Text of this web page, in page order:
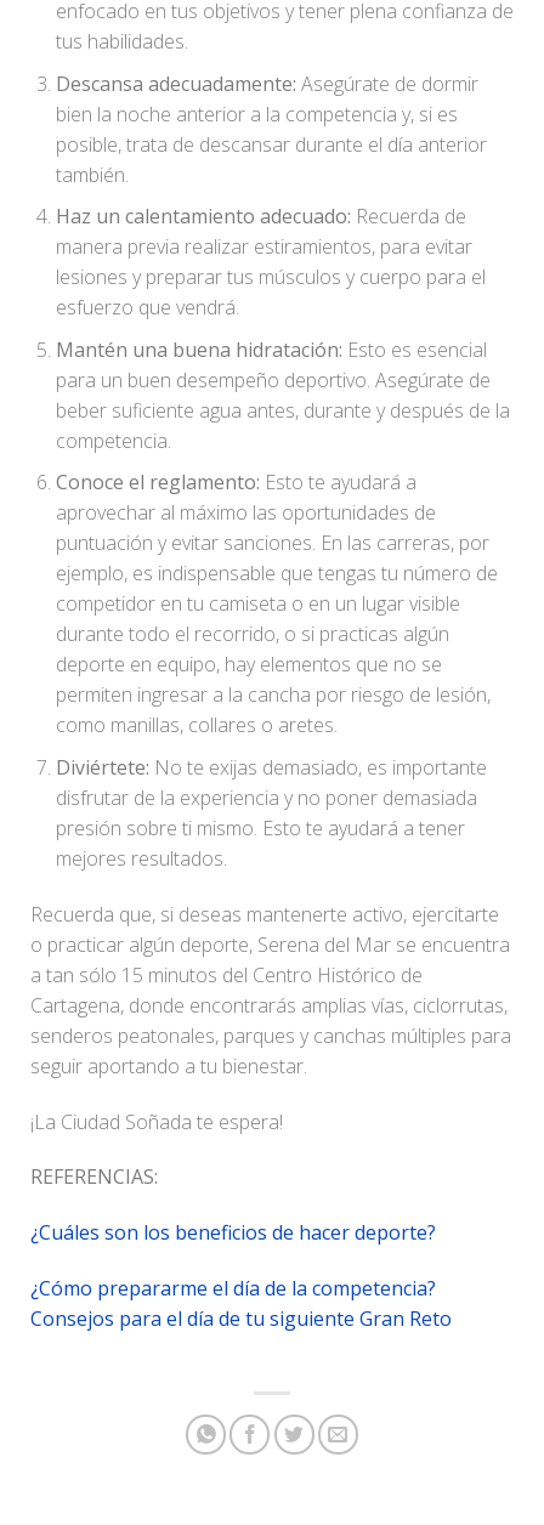
enfocado en tus objetivos y tener plena confianza de
tus habilidades.
Descansa adecuadamente: Asegúrate de dormir
bien la noche anterior a la competencia y, si es
posible, trata de descansar durante el día anterior
también.
Haz un calentamiento adecuado: Recuerda de
manera previa realizar estiramientos, para evitar
lesiones y preparar tus músculos y cuerpo para el
esfuerzo que vendrá.
Mantén una buena hidratación: Esto es esencial
para un buen desempeño deportivo. Asegúrate de
beber suficiente agua antes, durante y después de la
competencia.
Conoce el reglamento: Esto te ayudará a
aprovechar al máximo las oportunidades de
puntuación y evitar sanciones. En las carreras, por
ejemplo, es indispensable que tengas tu número de
competidor en tu camiseta o en un lugar visible
durante todo el recorrido, o si practicas algún
deporte en equipo, hay elementos que no se
permiten ingresar a la cancha por riesgo de lesión,
como manillas, collares o aretes.
Diviértete: No te exijas demasiado, es importante
disfrutar de la experiencia y no poner demasiada
presión sobre ti mismo. Esto te ayudará a tener
mejores resultados.
Recuerda que, si deseas mantenerte activo, ejercitarte
o practicar algún deporte, Serena del Mar se encuentra
a tan sólo 15 minutos del Centro Histórico de
Cartagena, donde encontrarás amplias vías, ciclorrutas,
senderos peatonales, parques y canchas múltiples para
seguir aportando a tu bienestar.
¡La Ciudad Soñada te espera!
REFERENCIAS:
¿Cuáles son los beneficios de hacer deporte?
¿Cómo prepararme el día de la competencia?
Consejos para el día de tu siguiente Gran Reto